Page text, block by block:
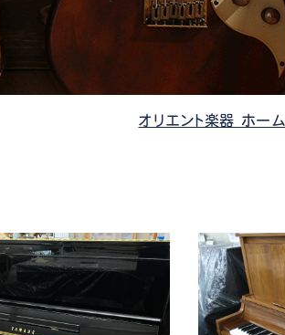
チケット情報
オリエント楽器 ホーム